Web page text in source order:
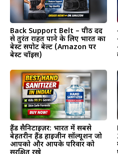
Back Support Belt – पीठ दर्द
से तुरंत राहत पाने के लिए भारत का
बेस्ट सपोर्ट बेल्ट (Amazon पर
बेस्ट चॉइस)
हैंड सैनिटाइज़र: भारत में सबसे
बेहतरीन हैंड हाइजीन सॉल्यूशन जो
आपको और आपके परिवार को